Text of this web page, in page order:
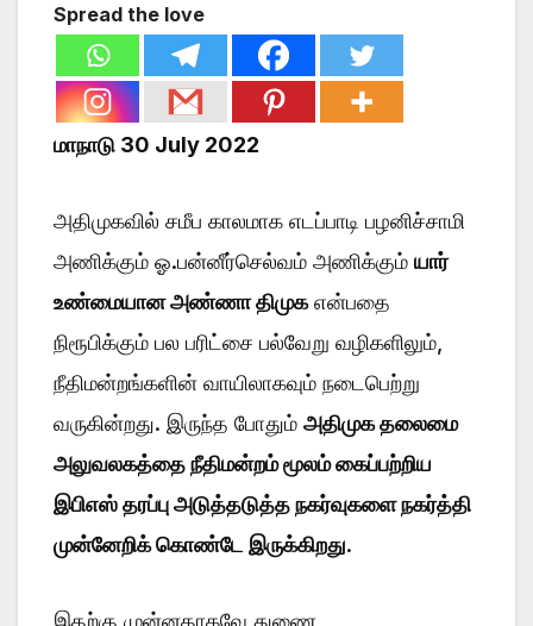
Spread the love
மாநாடு 30 July 2022
அதிமுகவில் சமீப காலமாக எடப்பாடி பழனிச்சாமி
அணிக்கும் ஓ.பன்னீர்செல்வம் அணிக்கும் யார்
உண்மையான அண்ணா திமுகஎன்பதை
நிரூபிக்கும் பல பரிட்சை பல்வேறு வழிகளிலும்,
நீதிமன்றங்களின் வாயிலாகவும் நடைபெற்று
வருகின்றது. இருந்த போதும் அதிமுக தலைமை
அலுவலகத்தை நீதிமன்றம் மூலம் கைப்பற்றிய
இபிஎஸ் தரப்பு அடுத்தடுத்த நகர்வுகளை நகர்த்தி
முன்னேறிக் கொண்டே இருக்கிறது.
இதற்கு முன்னதாகவே துணை